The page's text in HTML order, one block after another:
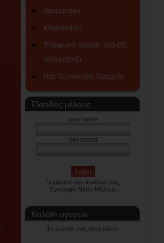
Θερμαντικό
Κλιματισμός
Τηλέφωνο, κεραία, dvb-t/t2,
πολύμπριζο
Νέα Τεχνολογία, Gadgets
Είσοδος μέλους
username
password
Ξεχάσατε τον κωδικό σας;
Εγγραφή Νέου Μέλους
Καλάθι αγορών
Το καλάθι σας είναι άδειο.